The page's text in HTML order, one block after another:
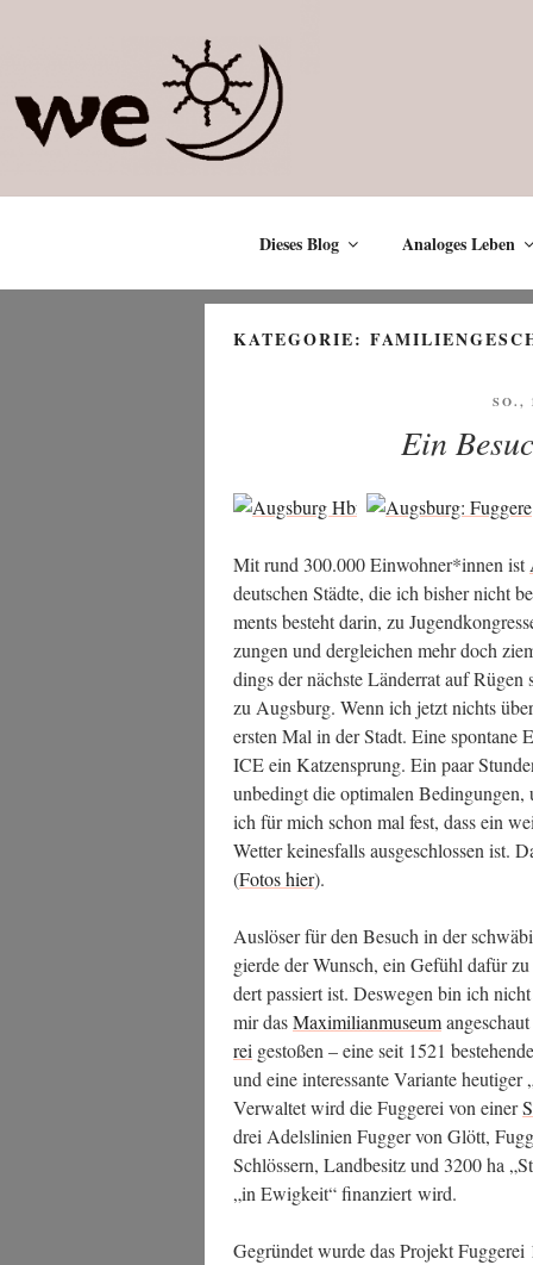
Dieses Blog Analoges Leben
KATEGORIE:
SO.,
Ein
Mit rund 300.000 Einwohner*innen ist
deut­schen Städ­te, die ich bis­her nicht
ments besteht dar­in, zu
zun­gen und der­glei­chen mehr doch
dings der nächs­te Län­der­rat auf
zu Augs­burg. Wenn ich jetzt nichts
ers­ten Mal in der Stadt. Eine spon­ta­ne
ICE ein Kat­zen­sprung. Ein paar
unbe­dingt die opti­ma­len
ich für mich schon mal fest, dass ein
Wet­ter kei­nes­falls aus­ge­schlos­sen ist.
(Fotos hier).
Aus­lö­ser für den Besuch in der
gier­de der Wunsch, ein Gefühl dafür
dert pas­siert ist. Des­we­gen bin ich
mir dasMaxi­mi­lian­mu­se­um
rei gesto­ßen – eine seit 1521
und eine inter­es­san­te Vari­an­te
Ver­wal­tet wird die Fug­ge­rei von einer
drei Adels­li­ni­en Fug­ger von Glött,
Schlös­sern, Land­be­sitz und 3200 ha
„in Ewig­keit“ finan­ziert wird.
Gegrün­det wur­de das Pro­jekt